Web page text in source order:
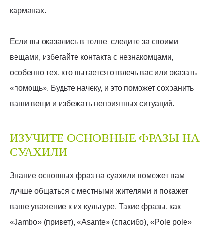
карманах.
Если вы оказались в толпе, следите за своими
вещами, избегайте контакта с незнакомцами,
особенно тех, кто пытается отвлечь вас или оказать
«помощь». Будьте начеку, и это поможет сохранить
ваши вещи и избежать неприятных ситуаций.
ИЗУЧИТЕ ОСНОВНЫЕ ФРАЗЫ НА
СУАХИЛИ
Знание основных фраз на суахили поможет вам
лучше общаться с местными жителями и покажет
ваше уважение к их культуре. Такие фразы, как
«Jambo» (привет), «Asante» (спасибо), «Pole pole»